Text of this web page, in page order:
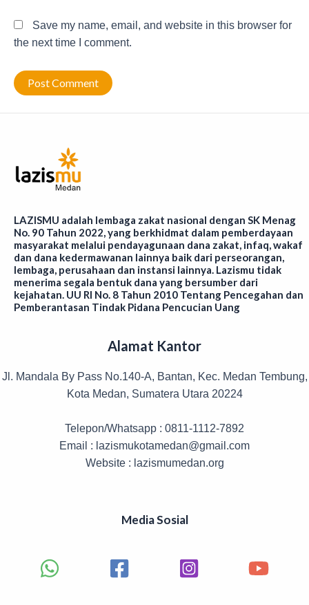
Save my name, email, and website in this browser for
the next time I comment.
LAZISMU adalah lembaga zakat nasional dengan SK Menag
No. 90 Tahun 2022, yang berkhidmat dalam pemberdayaan
masyarakat melalui pendayagunaan dana zakat, infaq, wakaf
dan dana kedermawanan lainnya baik dari perseorangan,
lembaga, perusahaan dan instansi lainnya. Lazismu tidak
menerima segala bentuk dana yang bersumber dari
kejahatan. UU RI No. 8 Tahun 2010 Tentang Pencegahan dan
Pemberantasan Tindak Pidana Pencucian Uang
Alamat Kantor
Jl. Mandala By Pass No.140-A, Bantan, Kec. Medan Tembung,
Kota Medan, Sumatera Utara 20224
Telepon/Whatsapp : 0811-1112-7892
Email : lazismukotamedan@gmail.com
Website : lazismumedan.org
Media Sosial